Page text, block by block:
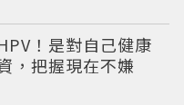
！是對自己健康
，把握現在不嫌